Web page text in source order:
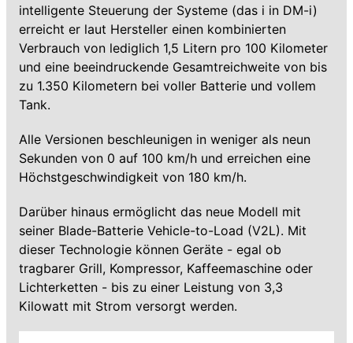
intelligente Steuerung der Systeme (das i in DM-i)
erreicht er laut Hersteller einen kombinierten
Verbrauch von lediglich 1,5 Litern pro 100 Kilometer
und eine beeindruckende Gesamtreichweite von bis
zu 1.350 Kilometern bei voller Batterie und vollem
Tank.
Alle Versionen beschleunigen in weniger als neun
Sekunden von 0 auf 100 km/h und erreichen eine
Höchstgeschwindigkeit von 180 km/h.
Darüber hinaus ermöglicht das neue Modell mit
seiner Blade-Batterie Vehicle-to-Load (V2L). Mit
dieser Technologie können Geräte - egal ob
tragbarer Grill, Kompressor, Kaffeemaschine oder
Lichterketten - bis zu einer Leistung von 3,3
Kilowatt mit Strom versorgt werden.